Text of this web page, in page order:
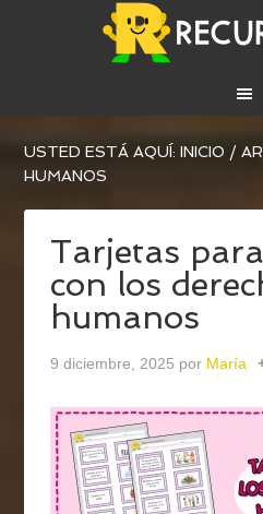
USTED ESTÁ AQUÍ:INICIO /
HUMANOS
Tarjetas
con los
humanos
9 diciembre, 2025 por María